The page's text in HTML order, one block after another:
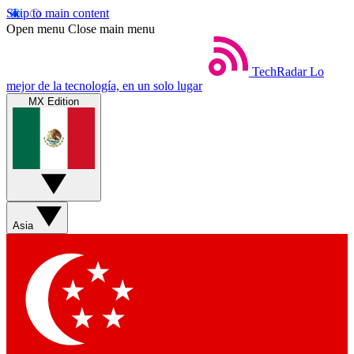
Skip to main content
Open menu Close main menu
TechRadar Lo
mejor de la tecnología, en un solo lugar
MX Edition
Asia